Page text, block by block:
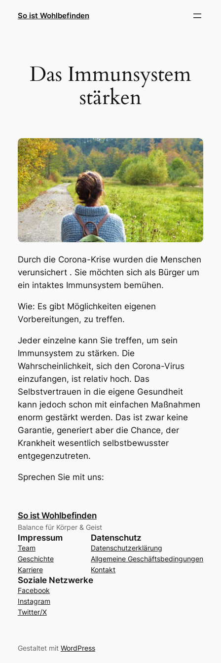
InhaltSo ist Wohlbefinden
Das Immunsystem
stärken
Durch die Corona-Krise wurden die Menschen
verunsichert . Sie möchten sich als Bürger um
ein intaktes Immunsystem bemühen.
Wie: Es gibt Möglichkeiten eigenen
Vorbereitungen, zu treffen.
Jeder einzelne kann Sie treffen, um sein
Immunsystem zu stärken. Die
Wahrscheinlichkeit, sich den Corona-Virus
einzufangen, ist relativ hoch. Das
Selbstvertrauen in die eigene Gesundheit
kann jedoch schon mit einfachen Maßnahmen
enorm gestärkt werden. Das ist zwar keine
Garantie, generiert aber die Chance, der
Krankheit wesentlich selbstbewusster
entgegenzutreten.
Sprechen Sie mit uns:
So ist Wohlbefinden
Balance für Körper & Geist
Impressum
Team
Geschichte
Karriere
Datenschutz
Datenschutzerklärung
Allgemeine Geschäftsbedingungen
Kontakt
Soziale Netzwerke
Facebook
Instagram
Twitter/X
Gestaltet mit WordPress